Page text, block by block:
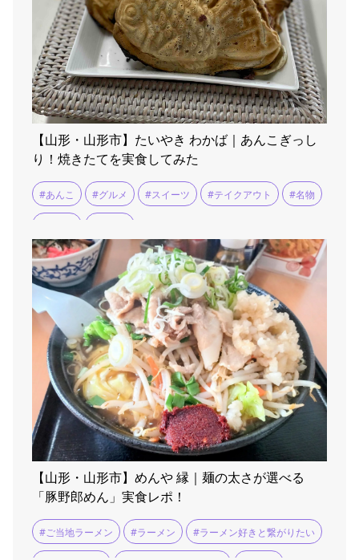
【山形・山形市】たいやき わかば｜あんこぎっし
り！焼きたてを実食してみた
#あんこ #グルメ #スイーツ #テイクアウト #名物
【山形・山形市】めんや 縁｜麺の太さが選べる
「豚野郎めん」実食レポ！
#ご当地ラーメン #ラーメン #ラーメン好きと繋がりたい